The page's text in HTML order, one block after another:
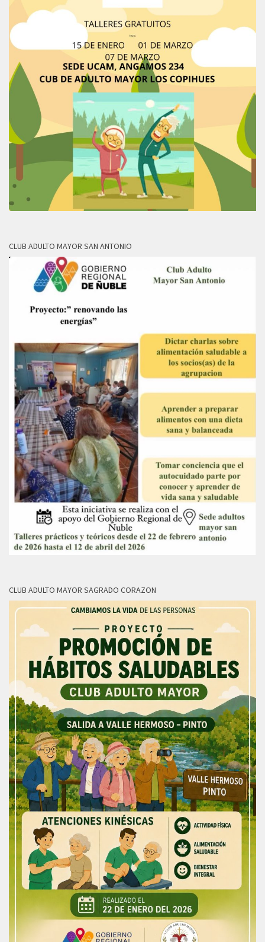
CLUB ADULTO MAYOR SAN ANTONIO
CLUB ADULTO MAYOR SAGRADO CORAZON